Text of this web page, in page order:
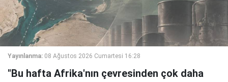
Yayınlanma: 08 Ağustos 2026 Cumartesi 16:28
"Bu hafta Afrika'nın çevresinden çok daha